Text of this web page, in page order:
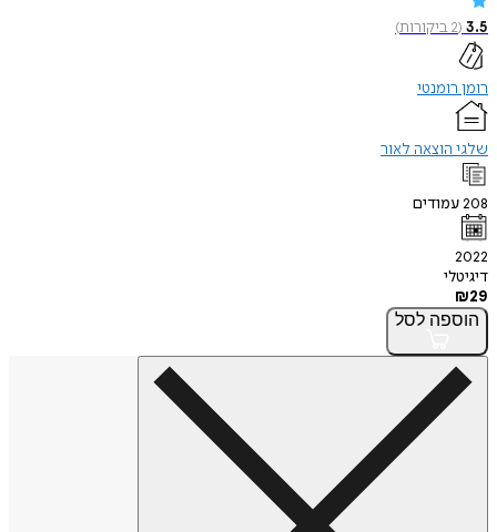
3.5
(
2ביקורות)
רומן רומנטי
שלגי הוצאה לאור
208עמודים
2022
דיגיטלי
₪29
הוספה לסל